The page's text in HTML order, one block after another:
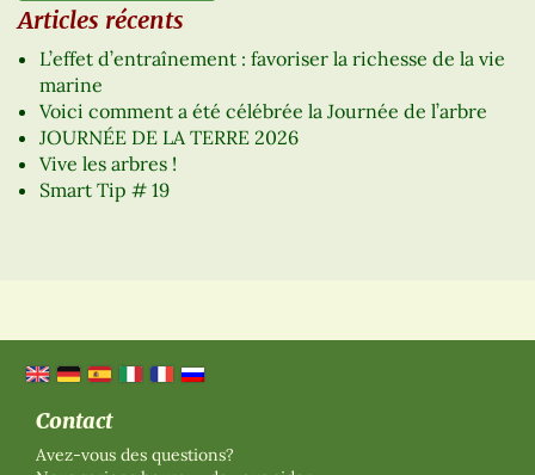
Articles récents
L’effet d’entraînement : favoriser la richesse de la vie
marine
Voici comment a été célébrée la Journée de l’arbre
JOURNÉE DE LA TERRE 2026
Vive les arbres !
Smart Tip # 19
Contact
Avez-vous des questions?